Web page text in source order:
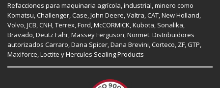
Refacciones para maquinaria agrícola, industrial, minero como
Komatsu, Challenger, Case John Deere , Valtra, CAT New Holland
Volvo, JCB CNH , Terrex, Ford , McCORMICK, Kubota , Sonalika,
Bravado, Deutz Fahr, Massey Ferguson Normet. Distribuidores
autorizados Carraro Dana Spicer , Dana Brevini, Corteco ZF GTP
Maxiforce, Loctite y Hercules Sealing Products